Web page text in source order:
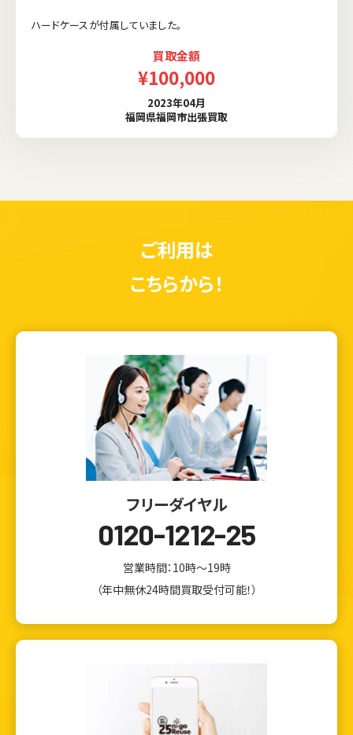
ハードケースが付属していました。
買取金額
¥100,000
2023年04月
福岡県福岡市出張買取
ご利用は
こちらから！
フリーダイヤル
0120-1212-25
営業時間：10時～19時
（年中無休24時間買取受付可能！）